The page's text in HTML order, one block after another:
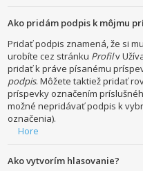
Ako pridám podpis k môjmu
Pridať podpis znamená, že si
urobíte cez stránku Profilv
pridať k práve písanému
podpis. Môžete taktiež pridať
príspevky označením
možné nepridávať podpis k
označenia).
Hore
Ako vytvorím hlasovanie?